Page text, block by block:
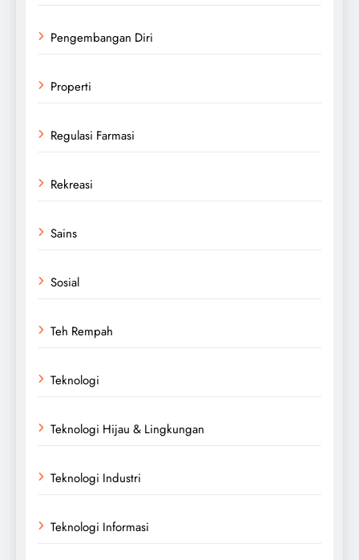
Pengembangan Diri
Properti
Regulasi Farmasi
Rekreasi
Sains
Sosial
Teh Rempah
Teknologi
Teknologi Hijau & Lingkungan
Teknologi Industri
Teknologi Informasi